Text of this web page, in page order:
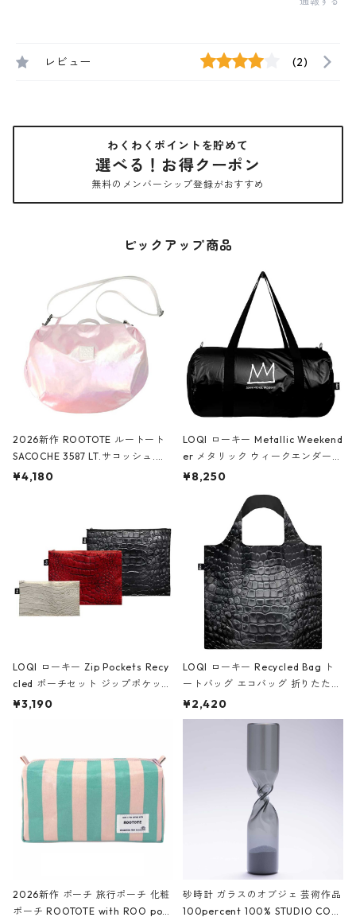
レビュー (2)
わくわくポイントを貯めて
選べる！お得クーポン
無料のメンバーシップ登録がおすすめ
ピックアップ商品
2026新作 ROOTOTE ルートート
SACOCHE 3587 LT.サコッシュ.ル
ミエ-B ショルダーバッグ グロスピ
¥4,180
LOQI ローキー Metallic Weekend
er メタリック ウィークエンダー
ボストンバッグ ショルダーバッグ
Black ジャン=ミッシェル・バスキ
ア/クラウン ブラック
¥8,250
LOQI ローキー Zip Pockets Recy
cled ポーチセット ジップポケット
ファスナーポーチ 撥水加工 トラベ
ーガンディー、オフホワイト
¥3,190
LOQI ローキー Recycled Bag ト
ートバッグ エコバッグ 折りたたみ
大きめ 撥水加工 収納ポーチ CRO
CODILE/Black クロコダイル/ブラ
¥2,420
2026新作 ポーチ 旅行ポーチ 化粧
ポーチ ROOTOTE with ROO pou
砂時計 ガラスのオブジェ 芸術作品
100percent 100% STUDIO COH